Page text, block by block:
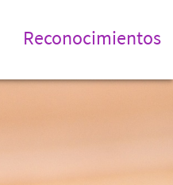
Reconocimientos